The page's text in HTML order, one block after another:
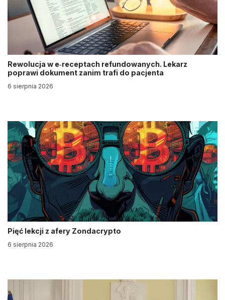
Rewolucja w e‑receptach refundowanych. Lekarz
poprawi dokument zanim trafi do pacjenta
6 sierpnia 2026
Pięć lekcji z afery Zondacrypto
6 sierpnia 2026